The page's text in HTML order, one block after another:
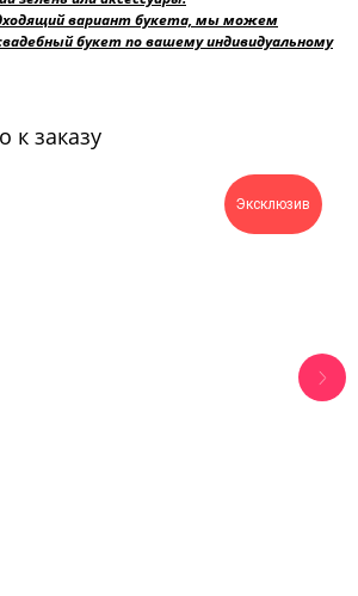
вариант букета, мы можем
букет по вашему индивидуальному
к заказу
Эксклюзив